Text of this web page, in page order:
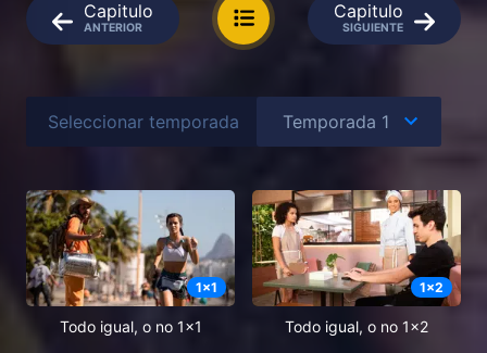
Capitulo
ANTERIOR
Capitulo
SIGUIENTE
Seleccionar temporada
1x1
Todo igual, o no 1x1
1x2
Todo igual, o no 1x2